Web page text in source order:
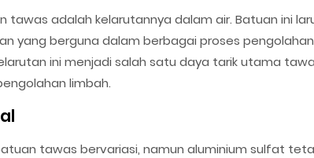
tawas adalah kelarutannya dalam air. Batuan ini
yang berguna dalam berbagai proses
ini menjadi salah satu daya tarik utama
limbah.
tawas bervariasi, namun aluminium sulfat